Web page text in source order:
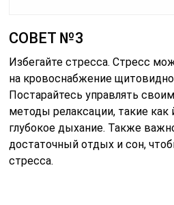
СОВЕТ №3
Избегайте стресса. Стресс
на кровоснабжение
Постарайтесь управлять
методы релаксации, такие как
глубокое дыхание. Также
достаточный отдых и сон,
стресса.